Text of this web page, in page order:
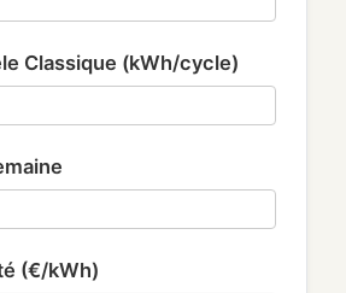
Classique (kWh/cycle)
(€/kWh)